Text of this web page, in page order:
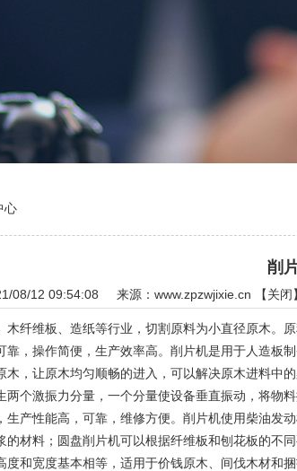
心
削
08/12 09:54:08 来源： www.zpzwjixie.cn 【关闭】
维板、造纸等行业，切割原料为小直径原木。
，操作简便，生产效率高。削片机是用于人造板
让原木均匀顺畅的进入，可以解决原木进料中
个激振力分量，一个分量使设备垂直振动，将物
性能高，可靠，维修方便。削片机使用柴油发
材料；圆盘削片机可以根据纤维板和刨花板的不
宽度基本相等，适用于价钱原木、间伐木材和